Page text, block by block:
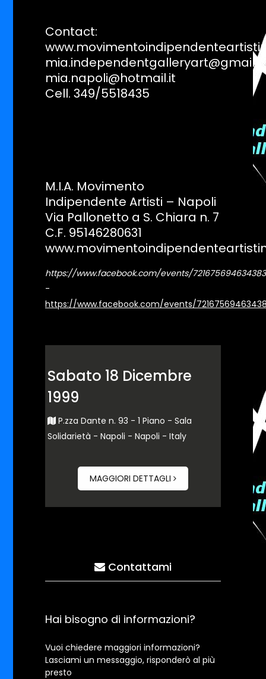
Contact:
mia.napoli@hotmail.it
Cell. 349/5518435
M.I.A. Movimento
Indipendente Artisti – Napoli
Via Pallonetto a S. Chiara n. 7
C.F. 95146280631
https://www.facebook.com/events/
-
https://www.facebook.com/events/
Sabato 18 Dicembre
1999
P.zza Dante n. 93 - 1 Piano - Sala
Solidarietà - Napoli - Napoli - Italy
MAGGIORI DETTAGLI
Contattami
Hai bisogno di informazioni?
Vuoi chiedere maggiori informazioni?
Lasciami un messaggio, risponderò al più
presto